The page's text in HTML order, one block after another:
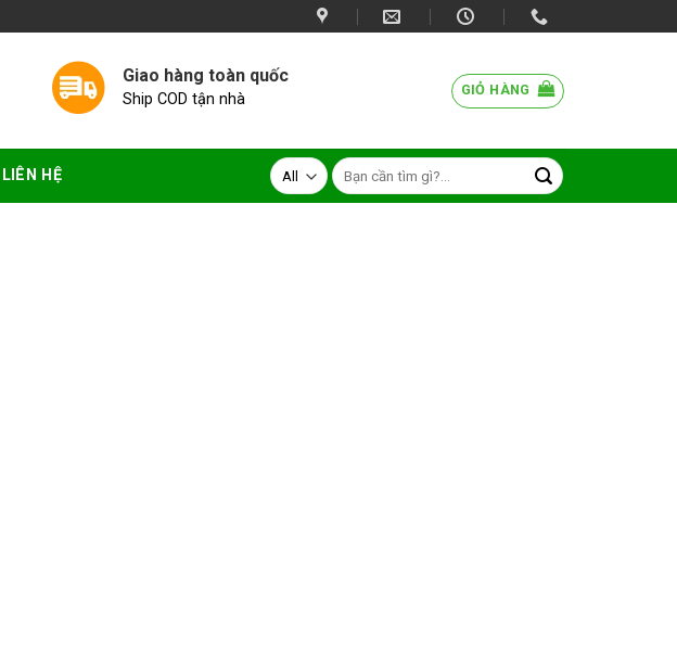
Giao hàng toàn quốc
Ship COD tận nhà
GIỎ HÀNG
LIÊN HỆ